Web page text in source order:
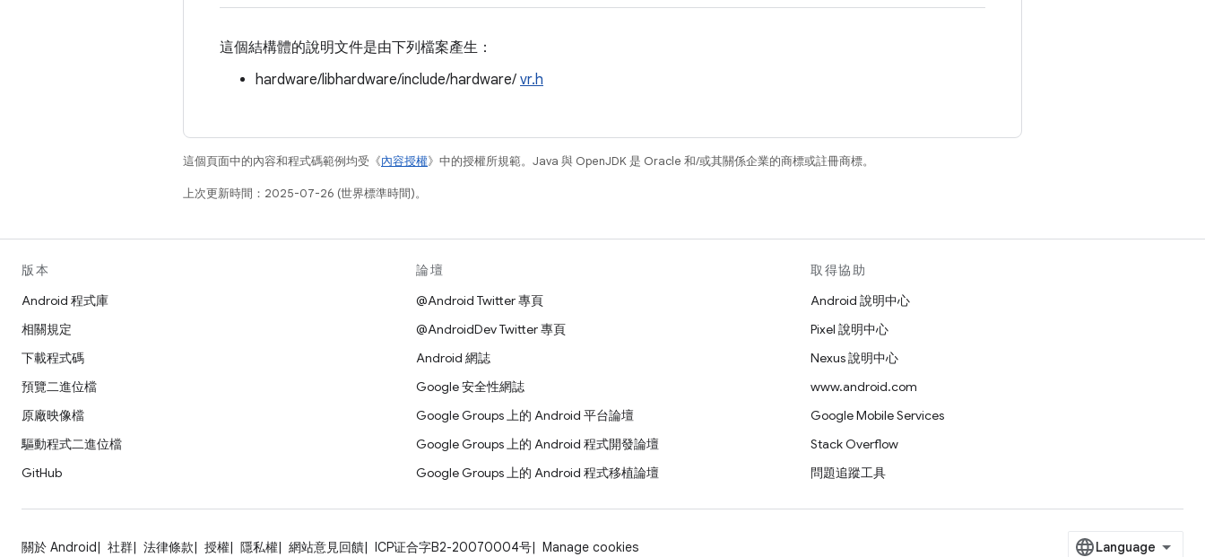
這個結構體的說明文件是由下列檔案產生：
hardware/libhardware/include/hardware/ vr.h
這個頁面中的內容和程式碼範例均受《內容授權》中的授權所規範。Java 與 OpenJDK 是 Oracle 和/或其關係企業的商標或註冊商標。
上次更新時間：2025-07-26 (世界標準時間)。
版本
Android 程式庫
相關規定
下載程式碼
預覽二進位檔
原廠映像檔
驅動程式二進位檔
GitHub
論壇
@Android Twitter 專頁
@AndroidDev Twitter 專頁
Android 網誌
Google 安全性網誌
Google Groups 上的 Android 平台論壇
Google Groups 上的 Android 程式開發論壇
Google Groups 上的 Android 程式移植論壇
取得協助
Android 說明中心
Pixel 說明中心
Nexus 說明中心
www.android.com
Google Mobile Services
Stack Overflow
問題追蹤工具
關於 Android 社群 法律條款 授權 隱私權 網站意見回饋 ICP证合字B2-20070004号 Manage cookies